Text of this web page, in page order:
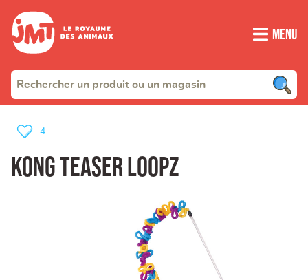
Menu
KONG Teaser Loopz
4